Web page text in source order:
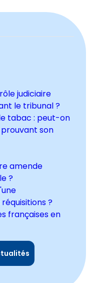
judiciaire
le tribunal ?
tabac : peut-on
son
amende
?
?
françaises en